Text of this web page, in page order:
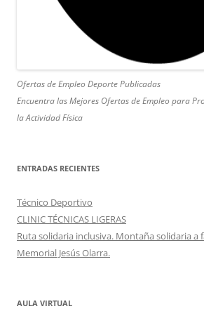
Ofertas de Empleo Deporte Publicadas
Encuentra las Mejores Ofertas de Empleo para
la Actividad Física
ENTRADAS RECIENTES
Técnico Deportivo
CLINIC TÉCNICAS LIGERAS
Ruta solidaria inclusiva. Montaña solidaria a
Memorial Jesús Olarra.
AULA VIRTUAL